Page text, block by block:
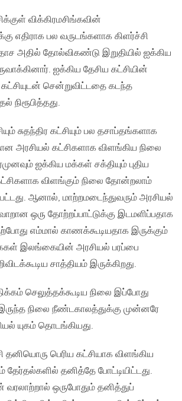
விக்கிரமசிங்கவின்
எதிராக பல வருடங்களாக கிளர்ச்சி
அதில் தோல்விகண்டு இறுதியில் ஐக்கிய
ஐக்கிய தேசிய கட்சியின்
கட்சியுடன் சென்றுவிட்டதை கடந்த
நிரூபித்தது.
சுதந்திர கட்சியும் பல தசாப்தங்களாக
அரசியல் கட்சிகளாக விளங்கிய நிலை
ஐக்கிய மக்கள் சக்தியும் புதிய
விளங்கும் நிலை தோன்றலாம்
ஆனால், மாற்றமடைந்துவரும் அரசியல்
ஒரு தோற்றப்பாட்டுக்கு இடமளிப்பதாக
எம்மால் காணக்கூடியதாக இருக்கும்
இலங்கையின் அரசியல் பரப்பை
சாத்தியம் இருக்கிறது.
செலுத்தக்கூடிய நிலை இப்போது
நிலை நீண்டகாலத்துக்கு முன்னரே
யுகம் தொடங்கியது.
தனியொரு பெரிய கட்சியாக விளங்கிய
தேர்தல்களில் தனித்தே போட்டியிட்டது.
வரலாற்றால் ஒருபோதும் தனித்துப்